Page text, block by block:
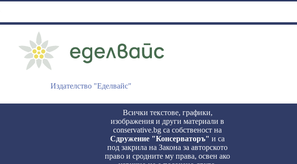
Издателство "Еделвайс"
Всички текстове, графики,
изображения и други материали в
conservative.bg са собственост на
Сдружение "Консерваторъ" и са
под закрила на Закона за авторското
право и сродните му права, освен ако